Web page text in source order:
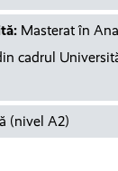
Masterat în
cadrul
(nivel A2)